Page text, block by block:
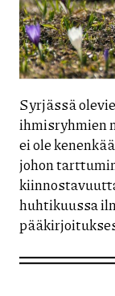
Syrjässä
ihmisryhmien
ei ole
johon
huhtikuussa